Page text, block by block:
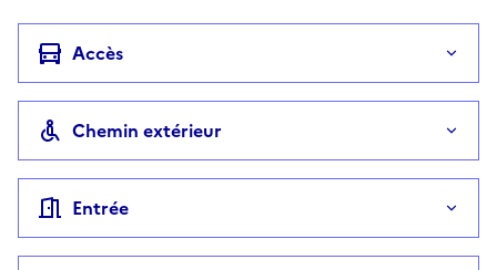
Accès
Chemin extérieur
Entrée